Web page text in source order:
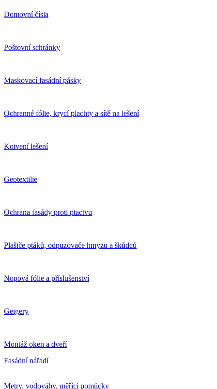
Domovní čísla
Poštovní schránky
Maskovací fasádní pásky
Ochranné fólie, krycí plachty a sítě na lešení
Kotvení lešení
Geotextilie
Ochrana fasády proti ptactvu
Plašiče ptáků, odpuzovače hmyzu a škůdců
Nopová fólie a příslušenství
Geigery
Montáž oken a dveří
Fasádní nářadí
Metry, vodováhy, měřící pomůcky